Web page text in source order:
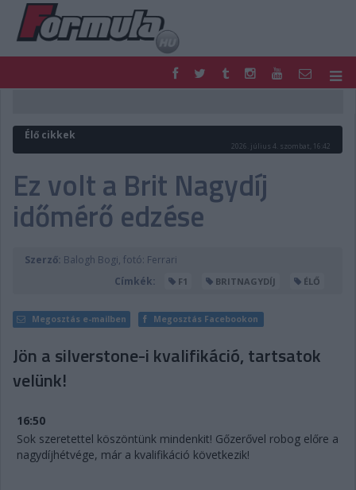
FORMULA
MOTOR
PODCAST
SHOP
LIVE
TIPPJÁTÉK
DIGITÁLIS MAGAZIN
PONTÁLLÁSOK
Élő cikkek
2026. július 4. szombat, 16:42
Ez volt a Brit Nagydíj
időmérő edzése
Szerző: Balogh Bogi, fotó: Ferrari
Címkék:
F1 BRITNAGYDÍJ ÉLŐ
Megosztás e-mailben Megosztás Facebookon
Jön a silverstone-i kvalifikáció, tartsatok
velünk!
16:50
Sok szeretettel köszöntünk mindenkit! Gőzerővel robog előre a
nagydíjhétvége, már a kvalifikáció következik!